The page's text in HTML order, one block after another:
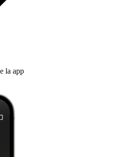
la app